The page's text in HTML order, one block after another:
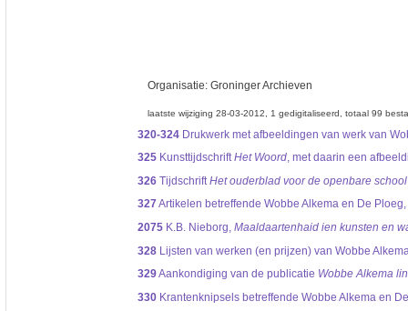
Organisatie: Groninger Archieven
laatste wijziging 28-03-2012 1 gedigitaliseerd totaal 99
320-324Drukwerk met afbeeldingen van werk van
325KunsttijdschriftHet Woord, met daarin een
326TijdschriftHet ouderblad voor de openbare school
327Artikelen betreffende Wobbe Alkema en De
2075K.B. Nieborg, Maaldaartenhaid ien kunsten en
328Lijsten van werken (en prijzen) van Wobbe
329Aankondiging van de publicatie Wobbe Alkema
330Krantenknipsels betreffende Wobbe Alkema en